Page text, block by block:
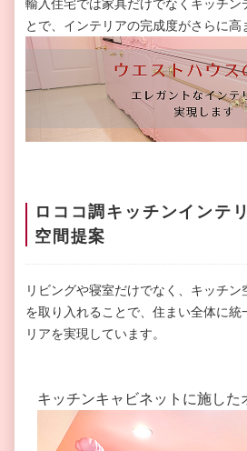
輸入住宅では家具だけでなくキッチン
とで、インテリアの完成度がさらに高
ロココ調キッチンインテ
空間提案
リビングや寝室だけでなく、キッチ
を取り入れることで、住まい全体に統
リアを実現しています。
キッチンキャビネットに施した